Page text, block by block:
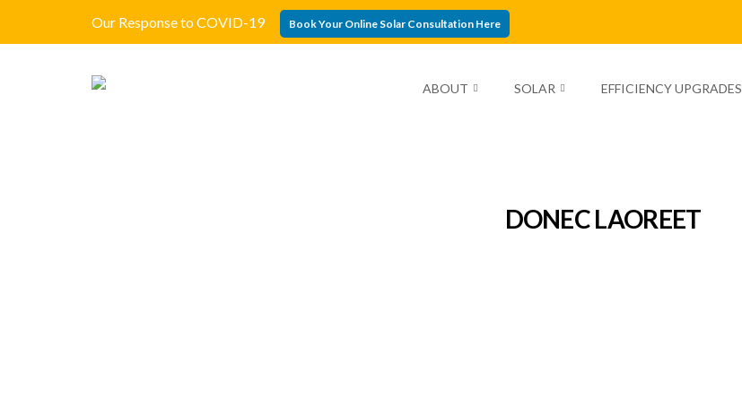
Our Response to COVID-19 Book Your Online Solar Consultation Here
ABOUT SOLAR EFFICIENCY UPGRADES
DONEC LAOREET